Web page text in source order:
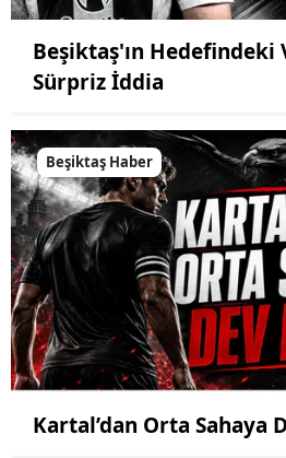
Beşiktaş'ın Hedefindeki
Sürpriz İddia
Beşiktaş Haber
Kartal’dan Orta Sahaya